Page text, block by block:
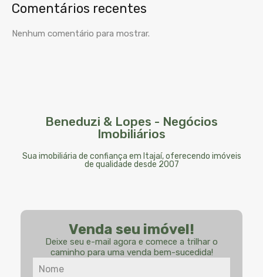
Comentários recentes
Nenhum comentário para mostrar.
Beneduzi & Lopes - Negócios
Imobiliários
Sua imobiliária de confiança em Itajaí, oferecendo imóveis
de qualidade desde 2007
Venda seu imóvel!
Deixe seu e-mail agora e comece a trilhar o
caminho para uma venda bem-sucedida!